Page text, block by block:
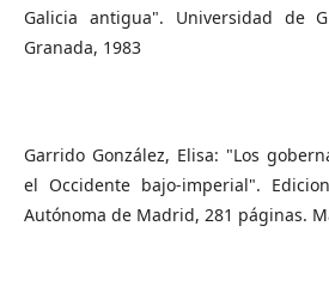
Galicia antigua". Universidad de
Granada, 1983
Garrido González, Elisa: "Los
el Occidente bajo-imperial".
Autónoma de Madrid, 281 páginas.